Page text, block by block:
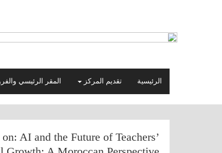
الرئيسية تقديم المركز المقر الرئيسي
AI and the Future of Teachers’